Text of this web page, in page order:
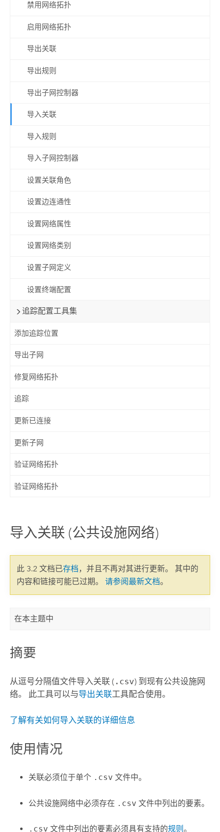
禁用网络拓扑
启用网络拓扑
导出关联
导出规则
导出子网控制器
导入关联
导入规则
导入子网控制器
设置关联角色
设置边连通性
设置网络属性
设置网络类别
设置子网定义
设置终端配置
追踪配置工具集
添加追踪位置
导出子网
修复网络拓扑
追踪
更新已连接
更新子网
验证网络拓扑
验证网络拓扑
导入关联 (公共设施网络)
此 3.2 文档已存档，并且不再对其进行更新。 其中的
内容和链接可能已过期。 请参阅最新文档。
在本主题中
摘要
从逗号分隔值文件导入关联 ( .csv) 到现有公共设施网
络。 此工具可以与导出关联工具配合使用。
了解有关如何导入关联的详细信息
使用情况
关联必须位于单个 .csv 文件中。
公共设施网络中必须存在 .csv 文件中列出的要素。
.csv 文件中列出的要素必须具有支持的规则。